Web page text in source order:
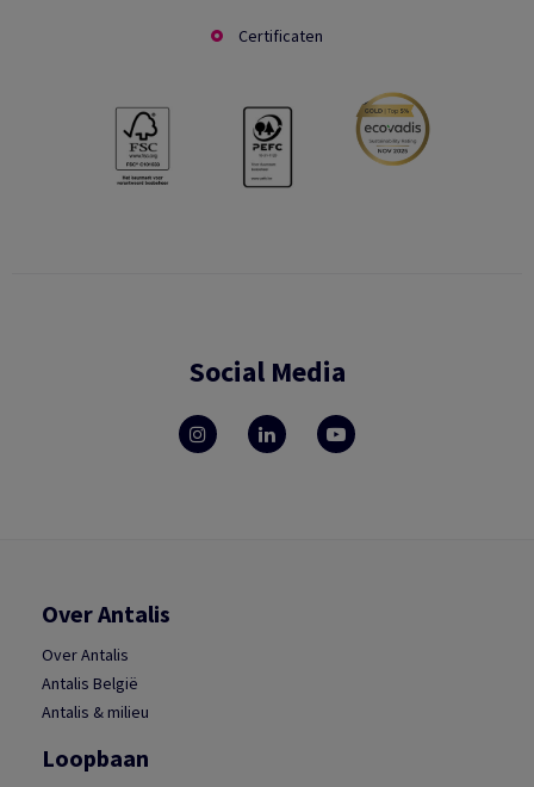
Certificaten
Social Media
Over Antalis
Over Antalis
Antalis België
Antalis & milieu
Loopbaan